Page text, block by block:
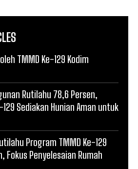
TMMD Ke-129 Kodim
Rutilahu 78,6 Persen,
Sediakan Hunian Aman untuk
Program TMMD Ke-129
Fokus Penyelesaian Rumah